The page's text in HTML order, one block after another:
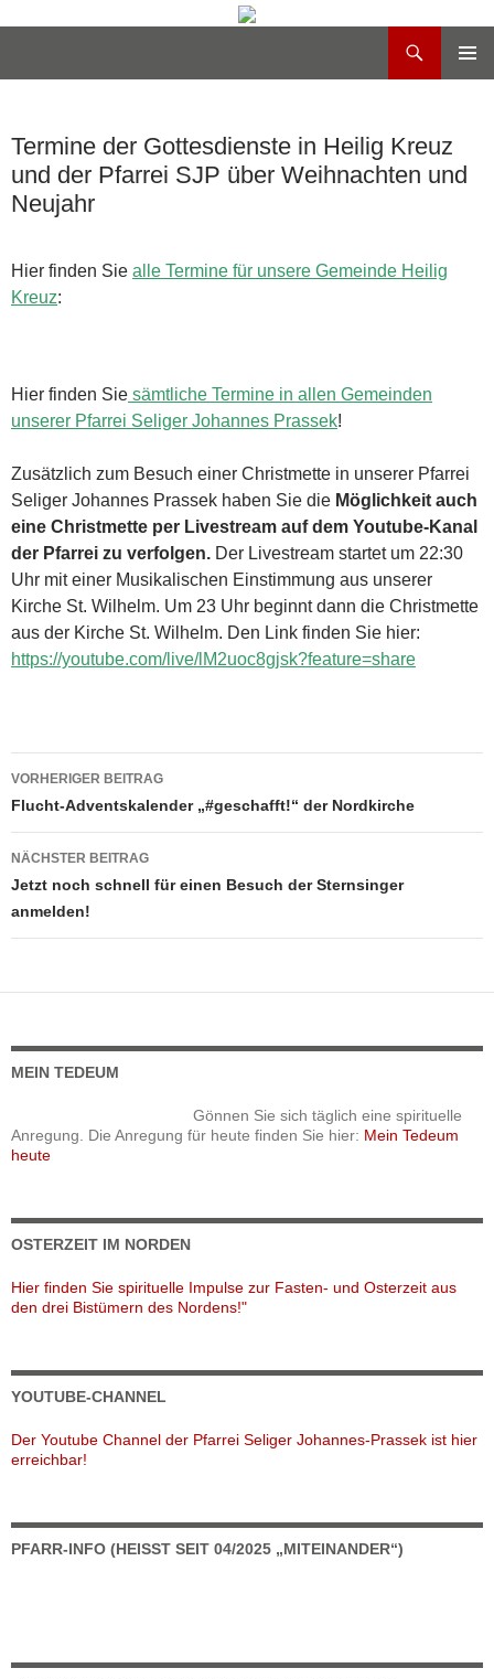
Termine der Gottesdienste in Heilig Kreuz
und der Pfarrei SJP über Weihnachten und
Neujahr
Hier finden Sie alle Termine für unsere Gemeinde Heilig
Kreuz:
Hier finden Sie sämtliche Termine in allen Gemeinden
unserer Pfarrei Seliger Johannes Prassek!
Zusätzlich zum Besuch einer Christmette in unserer Pfarrei
Seliger Johannes Prassek haben Sie die Möglichkeit auch
eine Christmette per Livestream auf dem Youtube-Kanal
der Pfarrei zu verfolgen. Der Livestream startet um 22:30
Uhr mit einer Musikalischen Einstimmung aus unserer
Kirche St. Wilhelm. Um 23 Uhr beginnt dann die Christmette
aus der Kirche St. Wilhelm. Den Link finden Sie hier:
https://youtube.com/live/lM2uoc8gjsk?feature=share
Beitragsnavigation
VORHERIGER BEITRAG
Flucht-Adventskalender „#geschafft!“ der Nordkirche
NÄCHSTER BEITRAG
Jetzt noch schnell für einen Besuch der Sternsinger
anmelden!
MEIN TEDEUM
Gönnen Sie sich täglich eine spirituelle
Anregung. Die Anregung für heute finden Sie hier: Mein Tedeum
heute
OSTERZEIT IM NORDEN
Hier finden Sie spirituelle Impulse zur Fasten- und Osterzeit aus
den drei Bistümern des Nordens!"
YOUTUBE-CHANNEL
Der Youtube Channel der Pfarrei Seliger Johannes-Prassek ist hier
erreichbar!
PFARR-INFO (HEISST SEIT 04/2025 „MITEINANDER“)